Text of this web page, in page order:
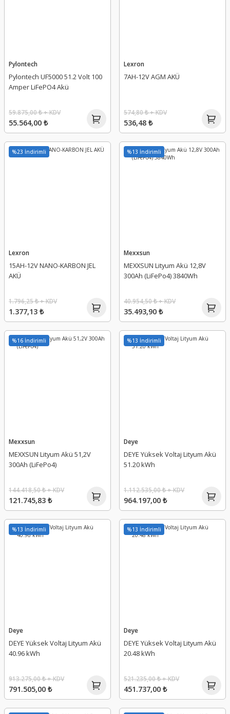
Pylontech
Pylontech UF5000 51.2 Volt 100
Amper LiFePO4 Akü
55.564,00 ₺
59.875,00 ₺ + KDV
Lexron
7AH-12V AGM AKÜ
536,48 ₺
574,80 ₺ + KDV
%23 İndirimli
Lexron
15AH-12V NANO-KARBON JEL
AKÜ
1.377,13 ₺
1.796,25 ₺ + KDV
%13 İndirimli
Mexxsun
MEXXSUN Lityum Akü 12,8V
300Ah (LiFePo4) 3840Wh
35.493,90 ₺
40.954,50 ₺ + KDV
%16 İndirimli
Mexxsun
MEXXSUN Lityum Akü 51,2V
300Ah (LiFePo4)
121.745,83 ₺
144.418,50 ₺ + KDV
%13 İndirimli
Deye
DEYE Yüksek Voltaj Lityum Akü
51.20 kWh
964.197,00 ₺
1.112.535,00 ₺ + KDV
%13 İndirimli
Deye
DEYE Yüksek Voltaj Lityum Akü
40.96 kWh
791.505,00 ₺
913.275,00 ₺ + KDV
%13 İndirimli
Deye
DEYE Yüksek Voltaj Lityum Akü
20.48 kWh
451.737,00 ₺
521.235,00 ₺ + KDV